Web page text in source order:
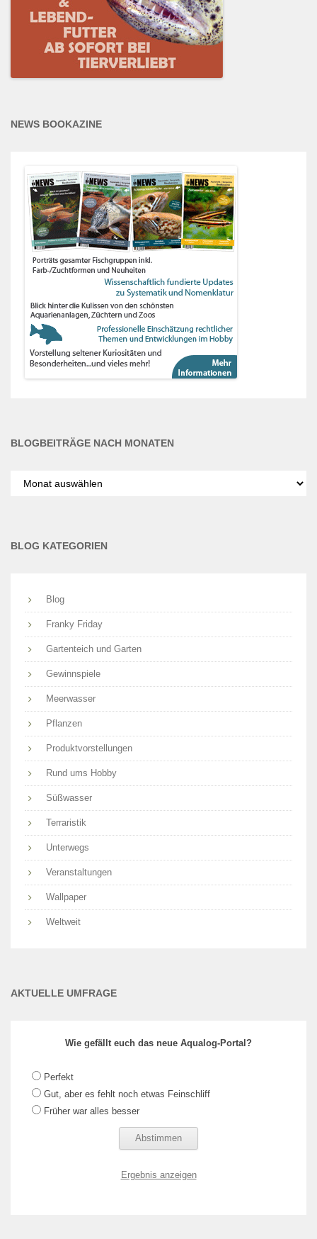
NEWS BOOKAZINE
BLOGBEITRÄGE NACH MONATEN
nach
BLOG KATEGORIEN
Blog
Franky Friday
Gartenteich und Garten
Gewinnspiele
Meerwasser
Pflanzen
Produktvorstellungen
Rund ums Hobby
Süßwasser
Terraristik
Unterwegs
Veranstaltungen
Wallpaper
Weltweit
AKTUELLE UMFRAGE
Wie gefällt euch das neue Aqualog-Portal?
Perfekt
Gut, aber es fehlt noch etwas Feinschliff
Früher war alles besser
Ergebnis anzeigen